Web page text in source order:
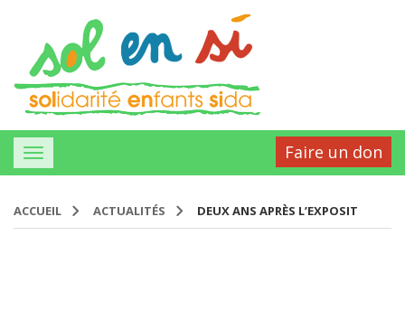
Faire un don
ACCUEIL ACTUALITÉS DEUX ANS APRÈS L’EXPOSIT